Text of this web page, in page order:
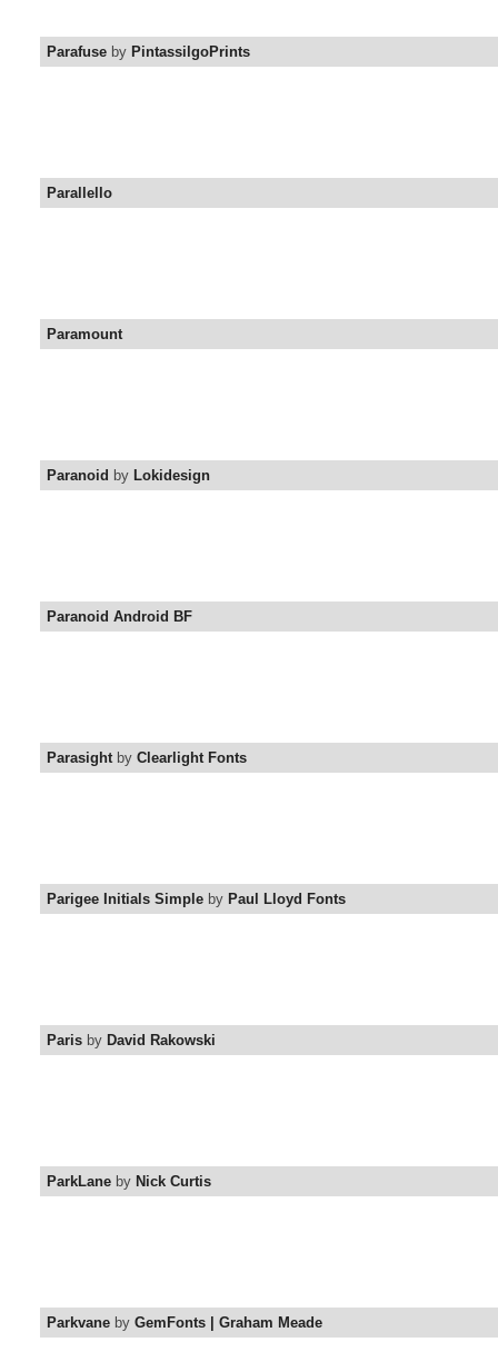
Parafuse by PintassilgoPrints
Parallello
Paramount
Paranoid by Lokidesign
Paranoid Android BF
Parasightby Clearlight Fonts
Parigee Initials Simple by Paul Lloyd Fonts
Paris by David Rakowski
ParkLane by Nick Curtis
Parkvane by GemFonts | Graham Meade